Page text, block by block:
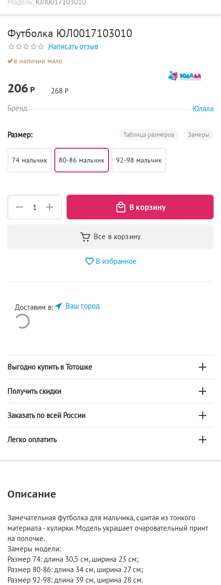
Модель: ЮЛ0017103010
Футболка ЮЛ0017103010
Написать отзыв
в наличии мало
206 Р 268 Р
Бренд Юлала
Размер: Замеры
Таблица размеров
74 мальчик 80-86 мальчик 92-98 мальчик
+
−
В избранное
Доставим в: Ваш город
Выгодно купить в Тотошке
Получить скидки
Заказать по всей России
Легко оплатить
Описание
Замечательная футболка для мальчика, сшитая из тонкого
материала - кулирки. Модель украшает очаровательный принт
на полочке.
Замеры модели:
Размер 74: длина 30,5 см, ширина 23 см;
Размер 80-86: длина 34 см, ширина 27 см;
Размер 92-98: длина 39 см, ширина 28 см.